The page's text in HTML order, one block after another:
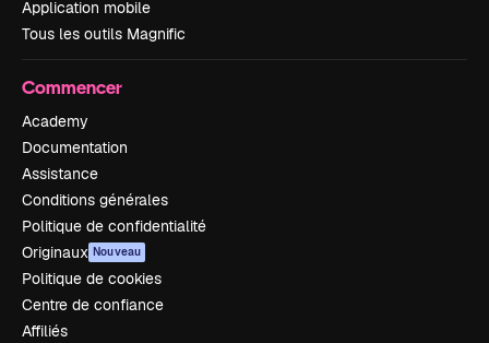
Application mobile
Tous les outils Magnific
Commencer
Academy
Documentation
Assistance
Conditions générales
Politique de confidentialité
Originaux Nouveau
Politique de cookies
Centre de confiance
Affiliés